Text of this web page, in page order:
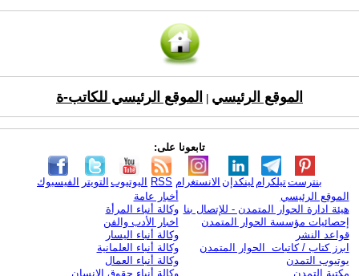
الموقع الرئيسي الموقع الرئيسي للكاتب-ة
تابعونا على:
الفيسبوك التويتر اليوتيوب RSS الانستغرام لينكدإن تيلكرامبنترست
الموقع الرئيسي
هيئة ادارة الحوار المتمدن - للإتصال بنا
إحصائيات مؤسسة الحوار المتمدن
قواعد النشر
ابرز كتاب / كاتبات الحوار المتمدن
يوتيوب التمدن
مكتبة التمدن
أخبار عامة
وكالة أنباء المرأة
اخبار الأدب والفن
وكالة أنباء اليسار
وكالة أنباء العلمانية
وكالة أنباء العمال
وكالة أنباء حقوق الإنسان